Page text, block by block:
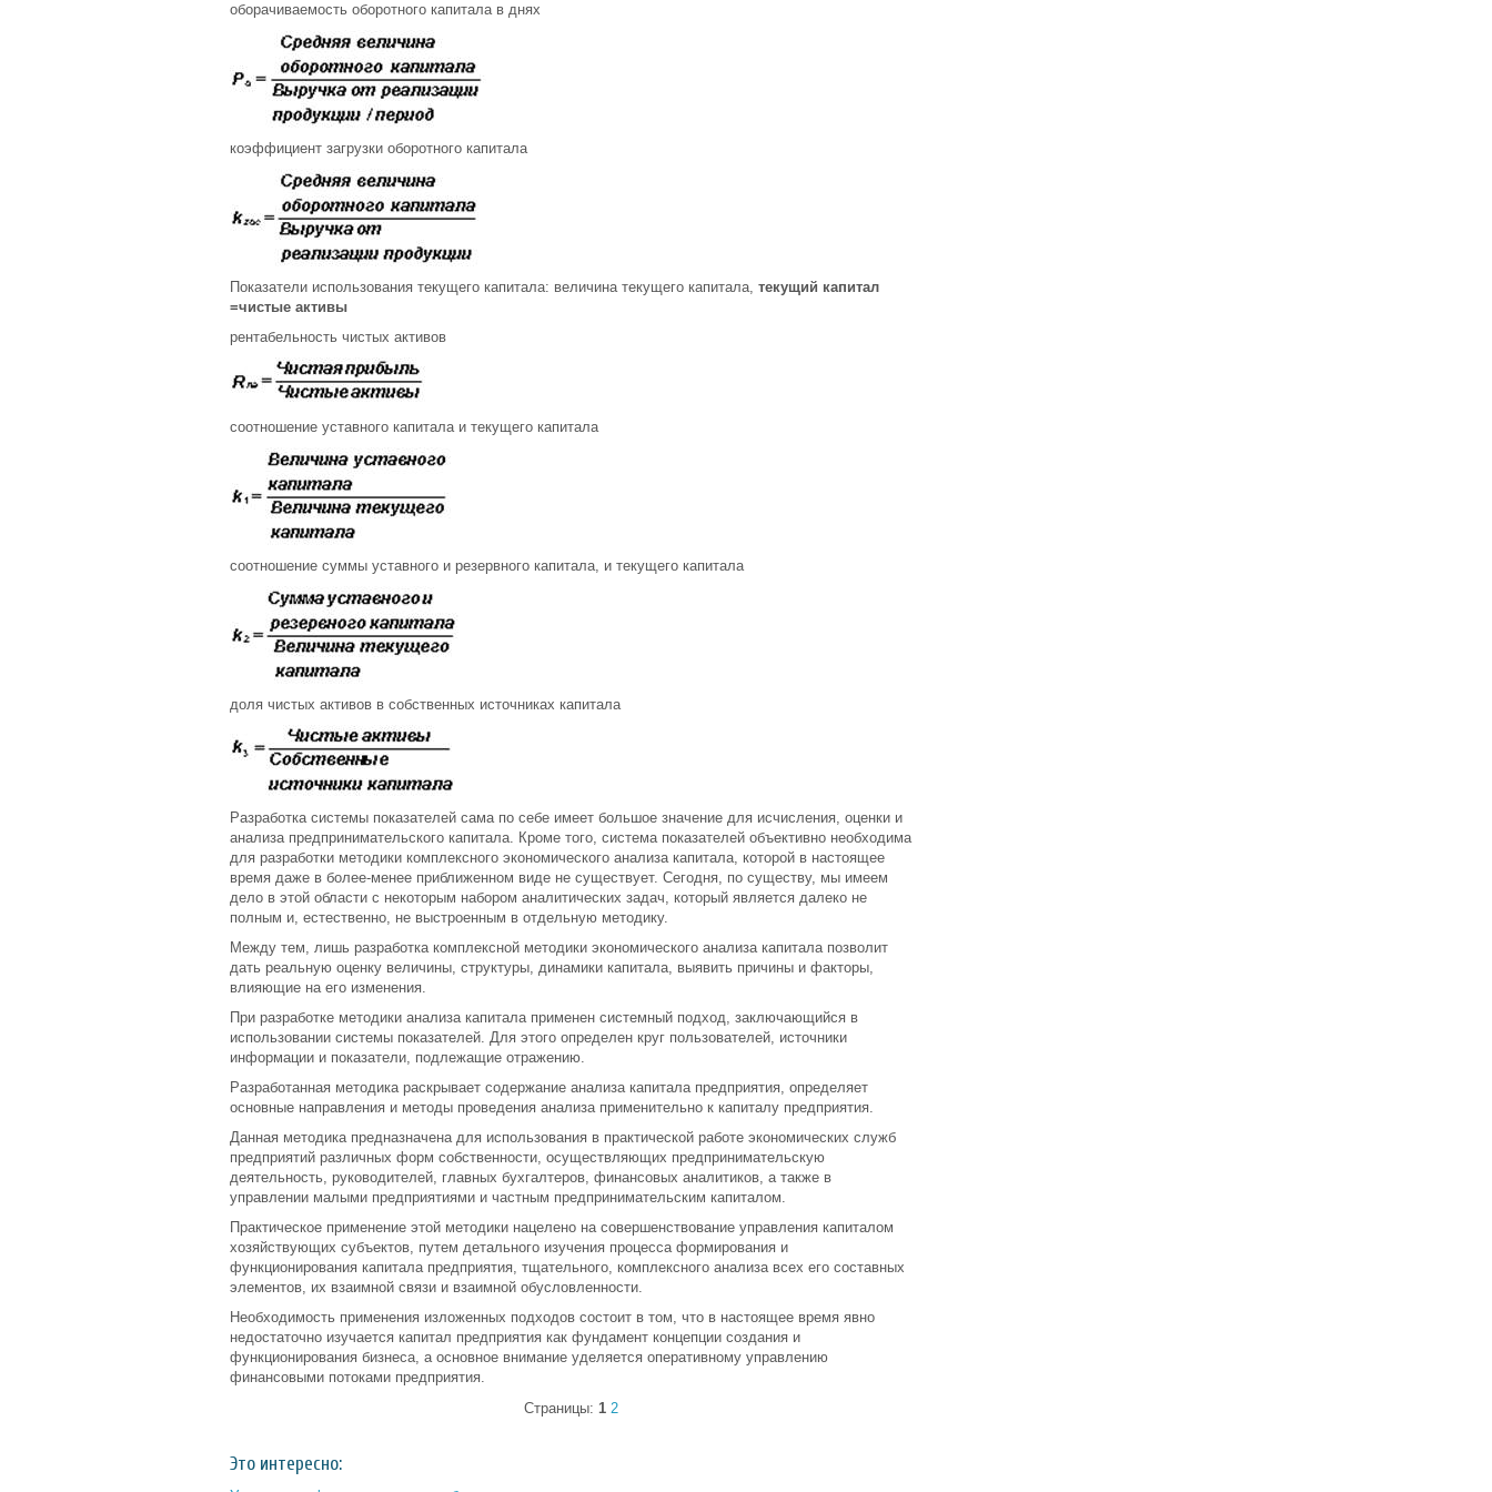
оборачиваемость оборотного капитала в днях
коэффициент загрузки оборотного капитала
Показатели использования текущего капитала: величина текущего капитала, текущий капитал
=чистые активы
рентабельность чистых активов
соотношение уставного капитала и текущего капитала
соотношение суммы уставного и резервного капитала, и текущего капитала
доля чистых активов в собственных источниках капитала
Разработка системы показателей сама по себе имеет большое значение для исчисления, оценки и
анализа предпринимательского капитала. Кроме того, система показателей объективно необходима
для разработки методики комплексного экономического анализа капитала, которой в настоящее
время даже в более-менее приближенном виде не существует. Сегодня, по существу, мы имеем
дело в этой области с некоторым набором аналитических задач, который является далеко не
полным и, естественно, не выстроенным в отдельную методику.
Между тем, лишь разработка комплексной методики экономического анализа капитала позволит
дать реальную оценку величины, структуры, динамики капитала, выявить причины и факторы,
влияющие на его изменения.
При разработке методики анализа капитала применен системный подход, заключающийся в
использовании системы показателей. Для этого определен круг пользователей, источники
информации и показатели, подлежащие отражению.
Разработанная методика раскрывает содержание анализа капитала предприятия, определяет
основные направления и методы проведения анализа применительно к капиталу предприятия.
Данная методика предназначена для использования в практической работе экономических служб
предприятий различных форм собственности, осуществляющих предпринимательскую
деятельность, руководителей, главных бухгалтеров, финансовых аналитиков, а также в
управлении малыми предприятиями и частным предпринимательским капиталом.
Практическое применение этой методики нацелено на совершенствование управления капиталом
хозяйствующих субъектов, путем детального изучения процесса формирования и
функционирования капитала предприятия, тщательного, комплексного анализа всех его составных
элементов, их взаимной связи и взаимной обусловленности.
Необходимость применения изложенных подходов состоит в том, что в настоящее время явно
недостаточно изучается капитал предприятия как фундамент концепции создания и
функционирования бизнеса, а основное внимание уделяется оперативному управлению
финансовыми потоками предприятия.
Страницы: 1 2
Это интересно: